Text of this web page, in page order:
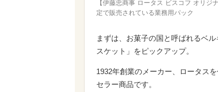
【伊藤忠商事 ロータス ビスコフ オリ
定で販売されている業務用パック
まずは、お菓子の国と呼ばれるベ
スケット」をピックアップ。
1932年創業のメーカー、ロータス
セラー商品です。